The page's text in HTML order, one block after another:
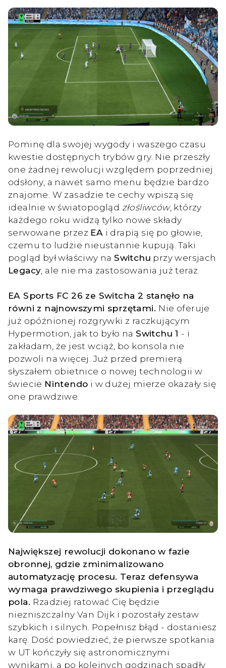
Pominę dla swojej wygody i waszego czasu
kwestie dostępnych trybów gry. Nie przeszły
one żadnej rewolucji względem poprzedniej
odsłony, a nawet samo menu będzie bardzo
znajome. W zasadzie te cechy wpiszą się
idealnie w światopogląd złośliwców, którzy
każdego roku widzą tylko nowe składy
serwowane przez EA i drapią się po głowie,
czemu to ludzie nieustannie kupują. Taki
pogląd był właściwy naSwitchu przy wersjach
Legacy , ale nie ma zastosowania już teraz.
EA Sports FC 26 ze Switcha 2 stanęło na
równi z najnowszymi sprzętami. Nie oferuje
już opóźnionej rozgrywki z raczkującym
Hypermotion, jak to było naSwitchu 1 - i
zakładam, że jest wciąż, bo konsola nie
pozwoli na więcej. Już przed premierą
słyszałem obietnice o nowej technologii w
świecie Nintendo i w dużej mierze okazały się
one prawdziwe.
Największej rewolucji dokonano w fazie
obronnej, gdzie zminimalizowano
automatyzację procesu. Teraz defensywa
wymaga prawdziwego skupienia i przeglądu
pola. Rzadziej ratować Cię będzie
niezniszczalny Van Dijk i pozostały zestaw
szybkich i silnych. Popełnisz błąd - dostaniesz
karę. Dość powiedzieć, że pierwsze spotkania
w UT kończyły się astronomicznymi
wynikami, a po kolejnych godzinach spadły